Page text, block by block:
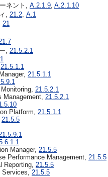
ネント, A.2.1.9, A.2.1.10
, 21.2, A.1
21
, 21.5.2.1
21.5.1.1
21.5.1.1
21.5.2.1
Management, 21.5.2.1
Platform, 21.5.1.1
21.5.5
Manager, 21.5.5
Performance Management, 21.5.5
Reporting, 21.5.5
Services, 21.5.5